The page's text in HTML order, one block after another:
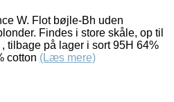
W. Flot bøjle-Bh uden
Findes i store skåle, op til
tilbage på lager i sort 95H 64%
cotton (Læs mere)